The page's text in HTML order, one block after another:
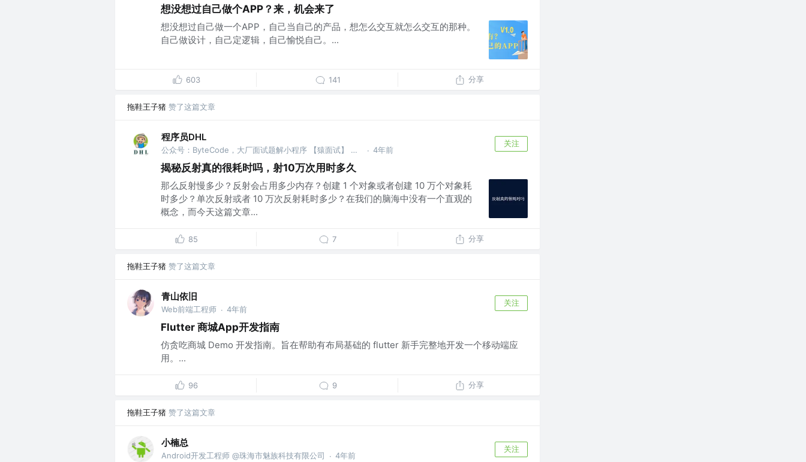
想没想过自己做个APP？来，机会来了
想没想过自己做一个APP，自己当自己的产品，想怎么交互就怎么交互的那种。
自己做设计，自己定逻辑，自己愉悦自己。...
603 141 分享
拖鞋王子猪 赞了这篇文章
程序员DHL
公众号：ByteCode，大厂面试题解小程序 【猿面试】 开发者 @微信：hi-dhl · 4年前
关注
揭秘反射真的很耗时吗，射10万次用时多久
那么反射慢多少？反射会占用多少内存？创建 1 个对象或者创建 10 万个对象耗
时多少？单次反射或者 10 万次反射耗时多少？在我们的脑海中没有一个直观的
概念，而今天这篇文章...
85 7 分享
拖鞋王子猪 赞了这篇文章
青山依旧
Web前端工程师 · 4年前
关注
Flutter 商城App开发指南
仿贪吃商城 Demo 开发指南。旨在帮助有布局基础的 flutter 新手完整地开发一个移动端应
用。...
96 9 分享
拖鞋王子猪 赞了这篇文章
小楠总
Android开发工程师 @珠海市魅族科技有限公司 · 4年前
关注